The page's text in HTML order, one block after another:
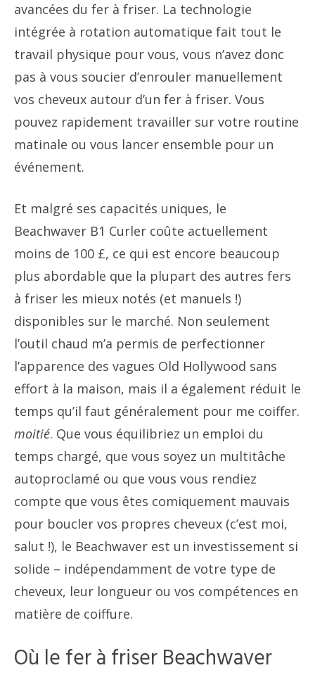
avancées du fer à friser. La technologie
intégrée à rotation automatique fait tout le
travail physique pour vous, vous n’avez donc
pas à vous soucier d’enrouler manuellement
vos cheveux autour d’un fer à friser. Vous
pouvez rapidement travailler sur votre routine
matinale ou vous lancer ensemble pour un
événement.
Et malgré ses capacités uniques, le
Beachwaver B1 Curler coûte actuellement
moins de 100 £, ce qui est encore beaucoup
plus abordable que la plupart des autres fers
à friser les mieux notés (et manuels !)
disponibles sur le marché. Non seulement
l’outil chaud m’a permis de perfectionner
l’apparence des vagues Old Hollywood sans
effort à la maison, mais il a également réduit le
temps qu’il faut généralement pour me coiffer.
moitié. Que vous équilibriez un emploi du
temps chargé, que vous soyez un multitâche
autoproclamé ou que vous vous rendiez
compte que vous êtes comiquement mauvais
pour boucler vos propres cheveux (c’est moi,
salut !), le Beachwaver est un investissement si
solide – indépendamment de votre type de
cheveux, leur longueur ou vos compétences en
matière de coiffure.
Où le fer à friser Beachwaver